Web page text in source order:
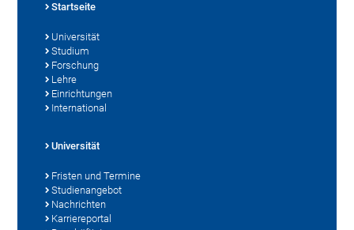
Startseite
Universität
Studium
Forschung
Lehre
Einrichtungen
International
Universität
Fristen und Termine
Studienangebot
Nachrichten
Karriereportal